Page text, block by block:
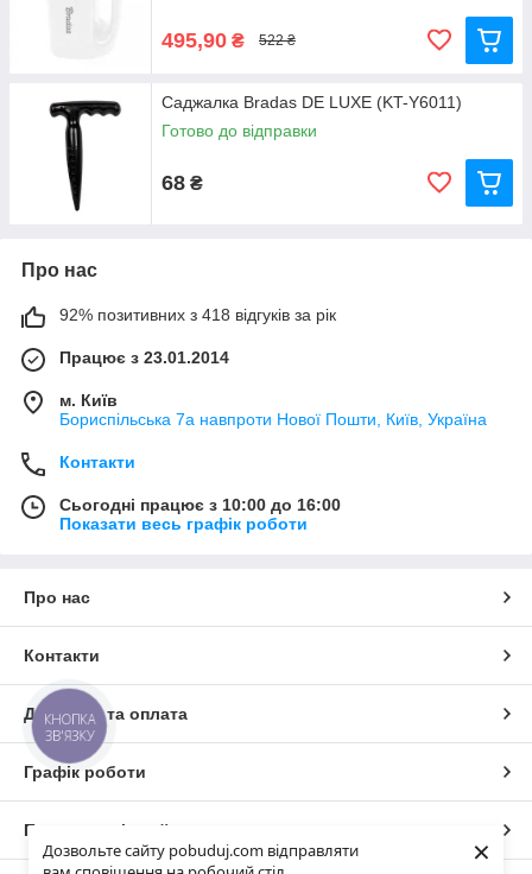
Дозвольте сайту pobuduj.com відправляти
×
495,90 ₴ 522 ₴
Саджалка Bradas DE LUXE (KT-Y6011)
Готово до відправки
68 ₴
Про нас
92% позитивних з 418 відгуків за рік
Працює з 23.01.2014
м. Київ
Бориспільська 7а навпроти Нової Пошти, Київ, Україна
Контакти
Сьогодні працює з 10:00 до 16:00
Показати весь графік роботи
Про нас
Контакти
Доставка та оплата
Графік роботи
Повна версія сайту
КНОПКА
ЗВ'ЯЗКУ